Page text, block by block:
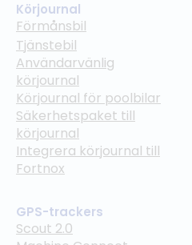
Körjournal
Förmånsbil
Tjänstebil
Användarvänlig
körjournal
Körjournal för poolbilar
Säkerhetspaket till
körjournal
Integrera körjournal till
Fortnox
GPS-trackers
Scout 2.0